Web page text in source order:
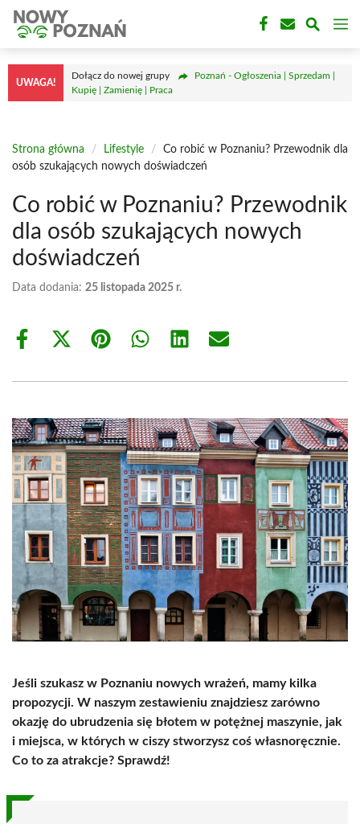
Przejdź
treści
UWAGA!
Dołącz do nowej grupy
Poznań - Ogłoszenia | Sprzedam |
Kupię | Zamienię | Praca
Strona główna / Lifestyle /
Co robić w Poznaniu? Przewodnik dla
osób szukających nowych doświadczeń
Co robić w Poznaniu? Przewodnik
dla osób szukających nowych
doświadczeń
Data dodania: 25 listopada 2025 r.
Share
Share
(Twitter)
Share Share Share Share
Jeśli szukasz w Poznaniu nowych wrażeń, mamy kilka
propozycji. W naszym zestawieniu znajdziesz zarówno
okazję do ubrudzenia się błotem w potężnej maszynie, jak
i miejsca, w których w ciszy stworzysz coś własnoręcznie.
Co to za atrakcje? Sprawdź!